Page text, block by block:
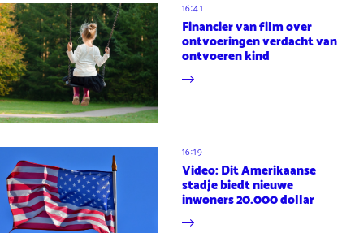
16:41
Financier van film over
ontvoeringen verdacht van
ontvoeren kind
16:19
Video: Dit Amerikaanse
stadje biedt nieuwe
inwoners 20.000 dollar